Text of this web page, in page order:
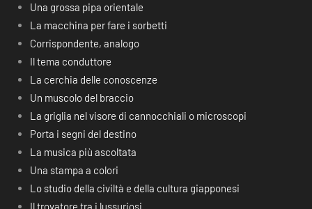
Una grossa pipa orientale
La macchina per fare i sorbetti
Corrispondente, analogo
Il tema conduttore
La cerchia delle conoscenze
Un muscolo del braccio
La griglia nel visore di cannocchiali o microscopi
Porta i segni del destino
La musica più ascoltata
Una stampa a colori
Lo studio della civiltà e della cultura giapponesi
Il trovatore tra i lussuriosi